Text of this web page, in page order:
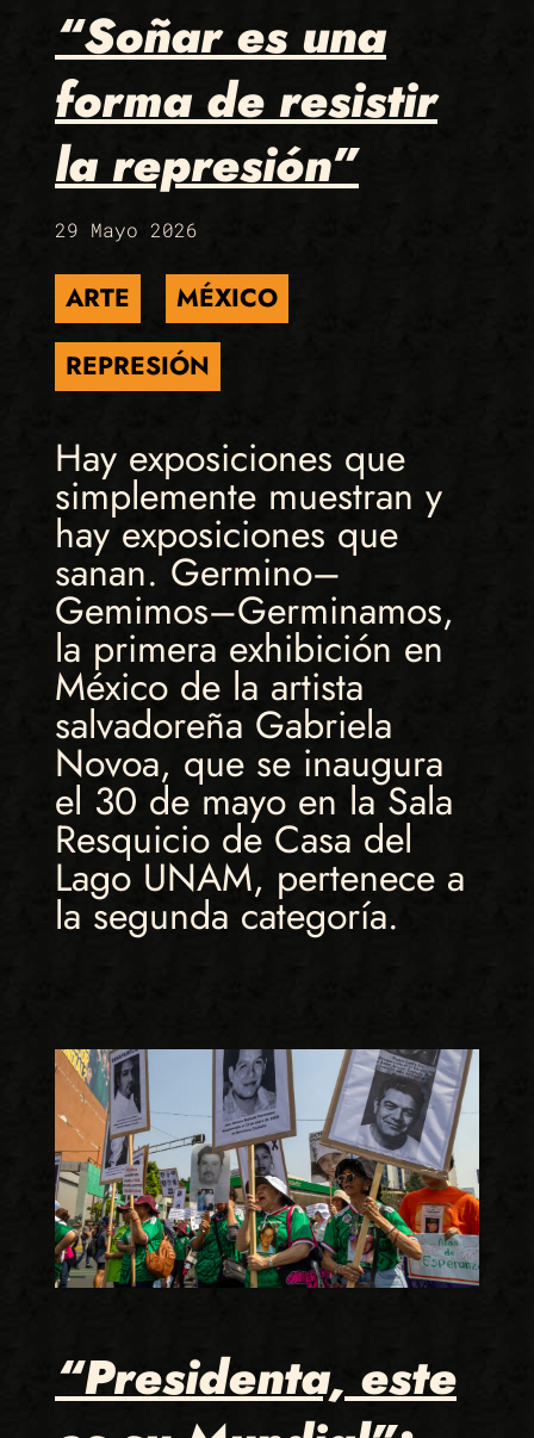
“Soñar es una
forma de resistir
la represión”
29 Mayo 2026
ARTE
MÉXICO
REPRESIÓN
Hay exposiciones que
simplemente muestran y
hay exposiciones que
sanan. Germino–
Gemimos–Germinamos,
la primera exhibición en
México de la artista
salvadoreña Gabriela
Novoa, que se inaugura
el 30 de mayo en la Sala
Resquicio de Casa del
Lago UNAM, pertenece a
la segunda categoría.
“Presidenta, este